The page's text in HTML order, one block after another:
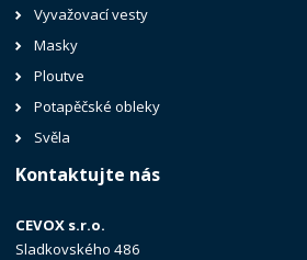
Vyvažovací vesty
Masky
Ploutve
Potapěčské obleky
Svěla
Kontaktujte nás
CEVOX s.r.o.
Sladkovského 486